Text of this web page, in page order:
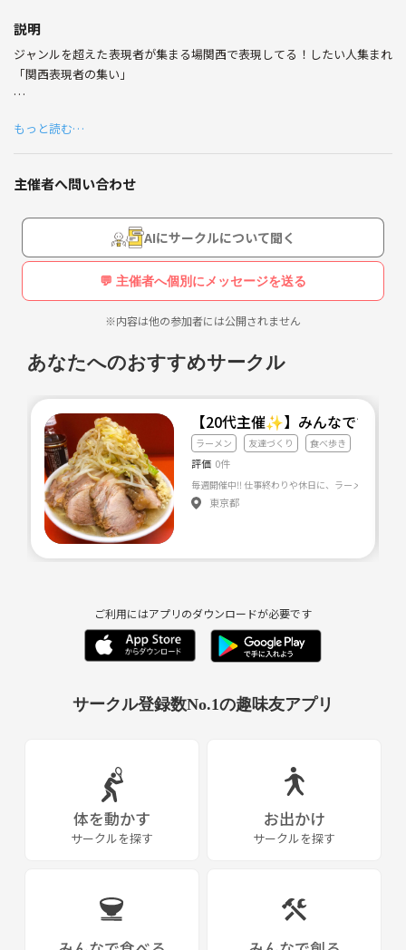
説明
ジャンルを超えた表現者が集まる場関西で表現してる！したい人集まれ
「関西表現者の集い」
集まり、交流をしながら感性を高め合う
ゆるくて、楽しい交流の場です☆
過去の参加者はアート、小説家、画家、脚本家、占い師、ライター、音
楽、パフォーマー、漫才師など様々。
ジャンルを超えた☆
表現者の交流会です！！
お話してみたい！って方も参加ＯＫ
確実に自分の世界が広がります！
五感が刺激されます！！
表現活動をしていなくても、参加したい意思があれば、参加することの
できる
あっとホームな交流会
この集まりをきっかけに、
イベントを一緒に行ったり、作品コラボしたり
つまりは、人と人とが交わることで、
まさしく 関西で表現活動している、したい人が集まる交流会
ジャンルは問いません。お気軽にお問い合わせ下さい☆
もっと読む…
主催者へ問い合わせ
AIにサークルについて聞く
💬 主催者へ個別にメッセージを送る
※内容は他の参加者には公開されません
あなたへのおすすめサークル
【20代主催✨】みんなですす
ラーメン 友達づくり 食べ歩き
評価 0件
東京都
ご利用にはアプリのダウンロードが必要です
サークル登録数No.1の趣味友アプリ
体を動かす
サークルを探す
お出かけ
サークルを探す